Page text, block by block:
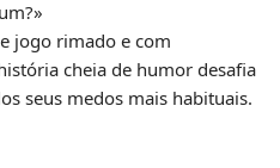
jogo rimado e com
cheia de humor desafia
seus medos mais habituais.